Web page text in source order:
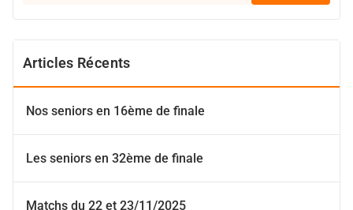
Articles Récents
Nos seniors en 16ème de finale
Les seniors en 32ème de finale
Matchs du 22 et 23/11/2025